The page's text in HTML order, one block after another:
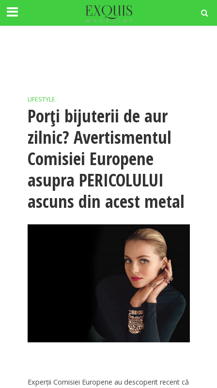
LIFESTYLE
Porți bijuterii de aur
zilnic? Avertismentul
Comisiei Europene
asupra PERICOLULUI
ascuns din acest metal
Experții Comisiei Europene au descoperit recent că